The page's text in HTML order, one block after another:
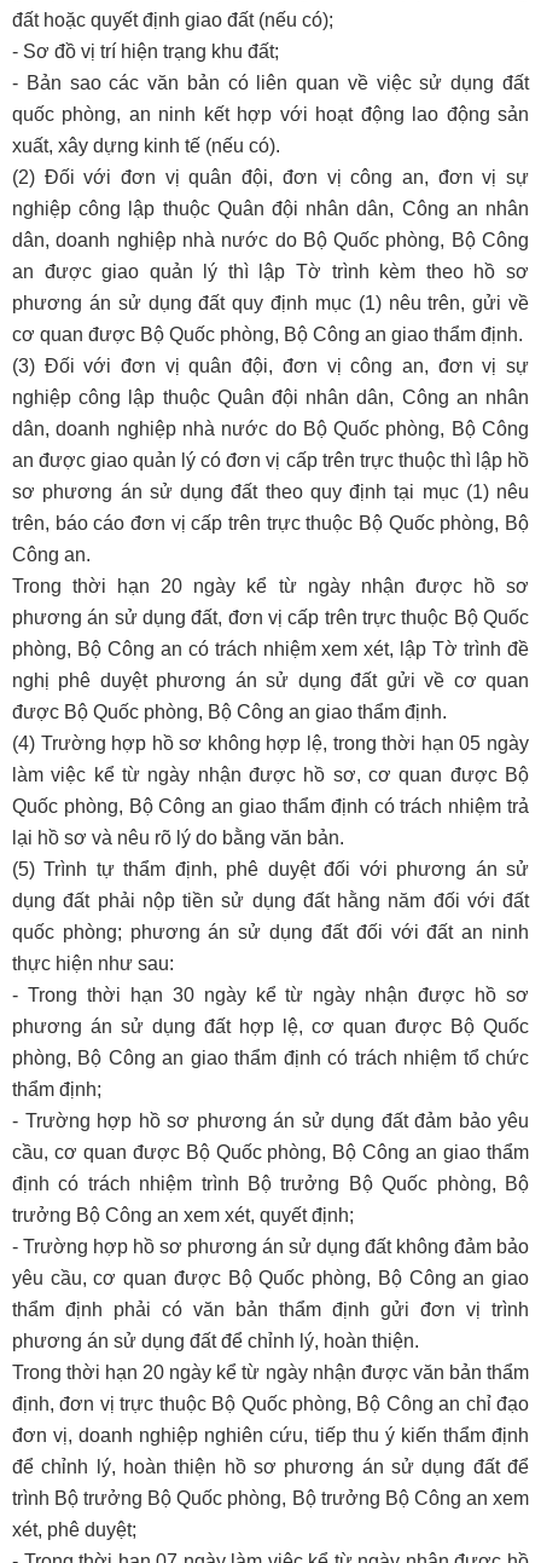
đất hoặc quyết định giao đất (nếu có);
- Sơ đồ vị trí hiện trạng khu đất;
- Bản sao các văn bản có liên quan về việc sử dụng đất
quốc phòng, an ninh kết hợp với hoạt động lao động sản
xuất, xây dựng kinh tế (nếu có).
(2) Đối với đơn vị quân đội, đơn vị công an, đơn vị sự
nghiệp công lập thuộc Quân đội nhân dân, Công an nhân
dân, doanh nghiệp nhà nước do Bộ Quốc phòng, Bộ Công
an được giao quản lý thì lập Tờ trình kèm theo hồ sơ
phương án sử dụng đất quy định mục (1) nêu trên, gửi về
cơ quan được Bộ Quốc phòng, Bộ Công an giao thẩm định.
(3) Đối với đơn vị quân đội, đơn vị công an, đơn vị sự
nghiệp công lập thuộc Quân đội nhân dân, Công an nhân
dân, doanh nghiệp nhà nước do Bộ Quốc phòng, Bộ Công
an được giao quản lý có đơn vị cấp trên trực thuộc thì lập hồ
sơ phương án sử dụng đất theo quy định tại mục (1) nêu
trên, báo cáo đơn vị cấp trên trực thuộc Bộ Quốc phòng, Bộ
Công an.
Trong thời hạn 20 ngày kể từ ngày nhận được hồ sơ
phương án sử dụng đất, đơn vị cấp trên trực thuộc Bộ Quốc
phòng, Bộ Công an có trách nhiệm xem xét, lập Tờ trình đề
nghị phê duyệt phương án sử dụng đất gửi về cơ quan
được Bộ Quốc phòng, Bộ Công an giao thẩm định.
(4) Trường hợp hồ sơ không hợp lệ, trong thời hạn 05 ngày
làm việc kể từ ngày nhận được hồ sơ, cơ quan được Bộ
Quốc phòng, Bộ Công an giao thẩm định có trách nhiệm trả
lại hồ sơ và nêu rõ lý do bằng văn bản.
(5) Trình tự thẩm định, phê duyệt đối với phương án sử
dụng đất phải nộp tiền sử dụng đất hằng năm đối với đất
quốc phòng; phương án sử dụng đất đối với đất an ninh
thực hiện như sau:
- Trong thời hạn 30 ngày kể từ ngày nhận được hồ sơ
phương án sử dụng đất hợp lệ, cơ quan được Bộ Quốc
phòng, Bộ Công an giao thẩm định có trách nhiệm tổ chức
thẩm định;
- Trường hợp hồ sơ phương án sử dụng đất đảm bảo yêu
cầu, cơ quan được Bộ Quốc phòng, Bộ Công an giao thẩm
định có trách nhiệm trình Bộ trưởng Bộ Quốc phòng, Bộ
trưởng Bộ Công an xem xét, quyết định;
- Trường hợp hồ sơ phương án sử dụng đất không đảm bảo
yêu cầu, cơ quan được Bộ Quốc phòng, Bộ Công an giao
thẩm định phải có văn bản thẩm định gửi đơn vị trình
phương án sử dụng đất để chỉnh lý, hoàn thiện.
Trong thời hạn 20 ngày kể từ ngày nhận được văn bản thẩm
định, đơn vị trực thuộc Bộ Quốc phòng, Bộ Công an chỉ đạo
đơn vị, doanh nghiệp nghiên cứu, tiếp thu ý kiến thẩm định
để chỉnh lý, hoàn thiện hồ sơ phương án sử dụng đất để
trình Bộ trưởng Bộ Quốc phòng, Bộ trưởng Bộ Công an xem
xét, phê duyệt;